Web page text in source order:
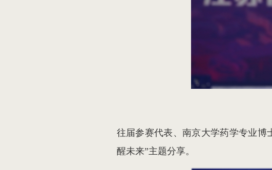
往届参赛代表、南京大学药学专业
醒未来”主题分享。